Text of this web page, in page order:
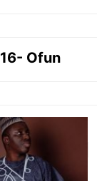
16- Ofun